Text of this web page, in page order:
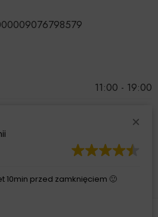
11:00 - 19:00
10min przed zamknięciem 🙂